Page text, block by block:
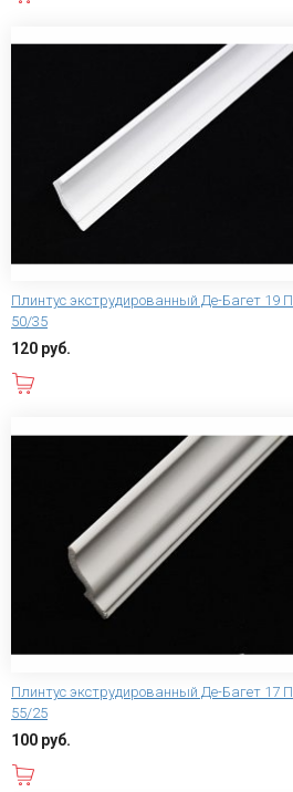
Плинтус экструдированный Де-Багет 19 П
50/35
120 руб.
Плинтус экструдированный Де-Багет 17 П
55/25
100 руб.